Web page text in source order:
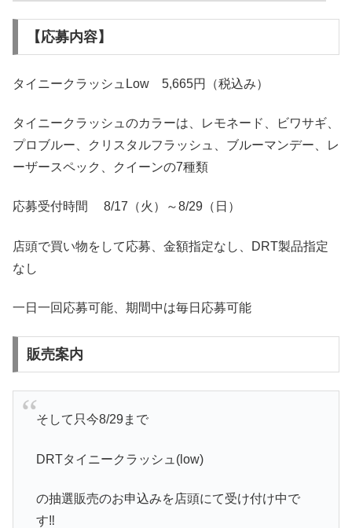
【応募内容】
タイニークラッシュLow 5,665円（税込み）
タイニークラッシュのカラーは、レモネード、ビワサギ、
プロブルー、クリスタルフラッシュ、ブルーマンデー、レ
ーザースペック、クイーンの7種類
応募受付時間 8/17（火）～8/29（日）
店頭で買い物をして応募、金額指定なし、DRT製品指定
なし
一日一回応募可能、期間中は毎日応募可能
販売案内
そして只今8/29まで
DRTタイニークラッシュ(low)
の抽選販売のお申込みを店頭にて受け付け中で
す‼️